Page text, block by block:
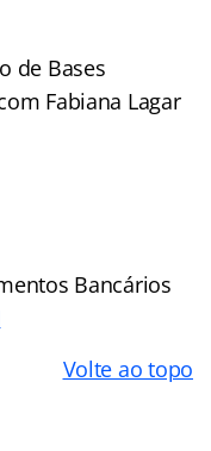
de Bases
Fabiana Lagar
Bancários
Volte ao topo